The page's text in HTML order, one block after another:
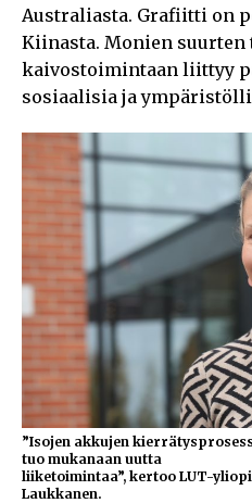
Australiasta. Grafiitti on
Kiinasta. Monien suurten
kaivostoimintaan liittyy
sosiaalisia ja
”Isojen akkujen
tuo mukanaan uutta
liiketoimintaa”, kertoo LUT-
Laukkanen.